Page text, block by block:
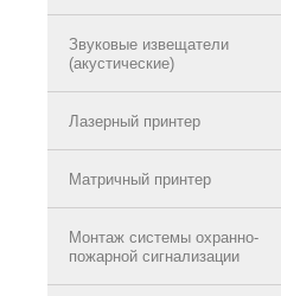
Звуковые извещатели
(акустические)
Лазерный принтер
Матричный принтер
Монтаж системы охранно-
пожарной сигнализации